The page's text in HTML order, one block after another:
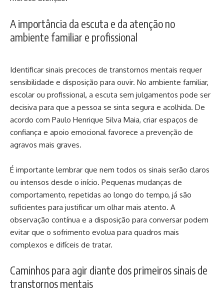
A importância da escuta e da atenção no
ambiente familiar e profissional
Identificar sinais precoces de transtornos mentais requer
sensibilidade e disposição para ouvir. No ambiente familiar,
escolar ou profissional, a escuta sem julgamentos pode ser
decisiva para que a pessoa se sinta segura e acolhida. De
acordo com Paulo Henrique Silva Maia, criar espaços de
confiança e apoio emocional favorece a prevenção de
agravos mais graves.
É importante lembrar que nem todos os sinais serão claros
ou intensos desde o início. Pequenas mudanças de
comportamento, repetidas ao longo do tempo, já são
suficientes para justificar um olhar mais atento. A
observação contínua e a disposição para conversar podem
evitar que o sofrimento evolua para quadros mais
complexos e difíceis de tratar.
Caminhos para agir diante dos primeiros sinais de
transtornos mentais